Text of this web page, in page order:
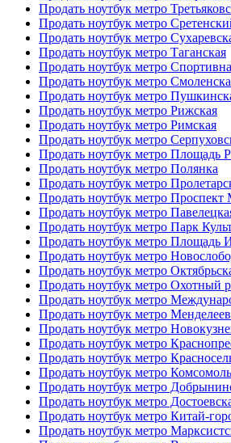
Продать ноутбук метро
Продать ноутбук метро
Продать ноутбук метро
Продать ноутбук метро Таганская
Продать ноутбук метро
Продать ноутбук метро
Продать ноутбук метро
Продать ноутбук метро Рижская
Продать ноутбук метро Римская
Продать ноутбук метро
Продать ноутбук метро Площадь
Продать ноутбук метро Полянка
Продать ноутбук метро
Продать ноутбук метро Проспект
Продать ноутбук метро
Продать ноутбук метро Парк
Продать ноутбук метро Площадь
Продать ноутбук метро
Продать ноутбук метро
Продать ноутбук метро Охотный
Продать ноутбук метро
Продать ноутбук метро
Продать ноутбук метро
Продать ноутбук метро
Продать ноутбук метро
Продать ноутбук метро
Продать ноутбук метро
Продать ноутбук метро
Продать ноутбук метро Китай-
Продать ноутбук метро